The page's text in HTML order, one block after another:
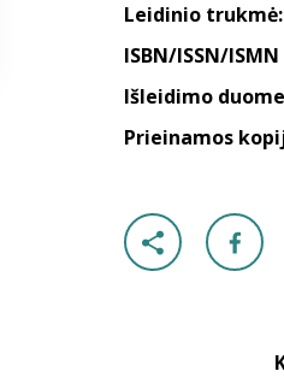
Leidinio trukmė:
ISBN/ISSN/
Išleidimo
Prieinamos